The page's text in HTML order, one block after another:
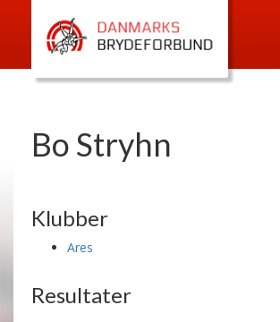
Bo Stryhn
Klubber
Ares
Resultater